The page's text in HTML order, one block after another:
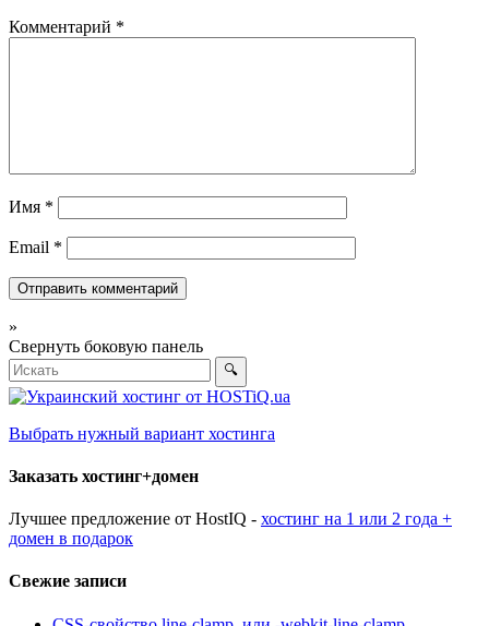
Комментарий *
Имя *
Email *
»
Свернуть боковую панель
🔍
Выбрать нужный вариант хостинга
Заказать хостинг+домен
Лучшее предложение от HostIQ - хостинг на 1 или 2 года +
домен в подарок
Свежие записи